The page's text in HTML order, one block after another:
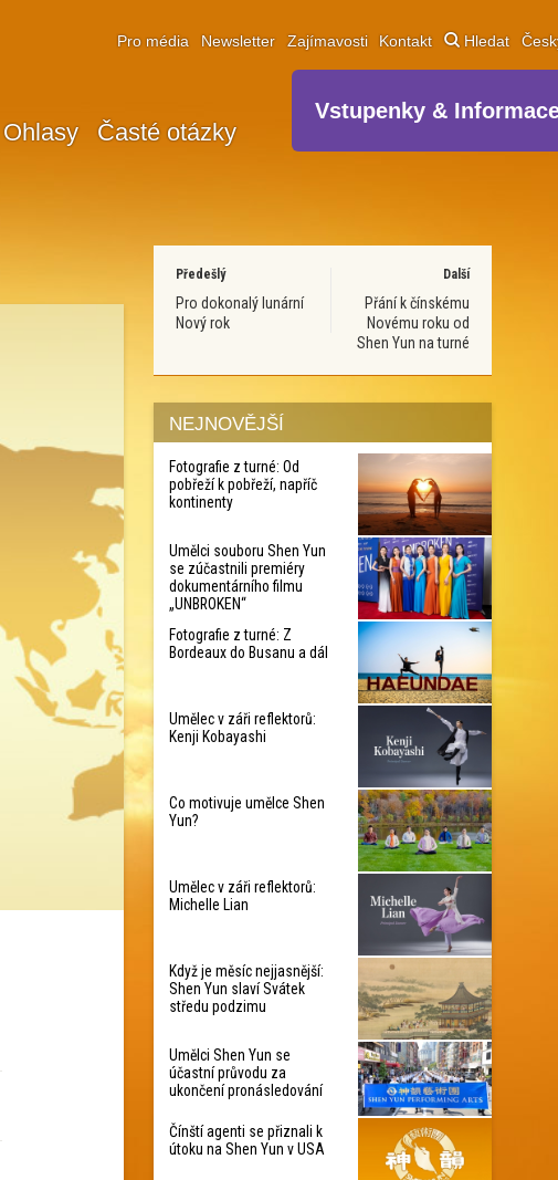
Ohlasy Časté otázky
Pro média Newsletter Zajímavosti Kontakt Hledat
Vstupenky &
Předešlý
Pro dokonalý lunární
Nový rok
Další
Přání k čínskému
Novému roku od
Shen Yun na turné
NEJNOVĚJŠÍ
Fotografie z turné: Od
pobřeží k pobřeží, napříč
kontinenty
Umělci souboru Shen Yun
se zúčastnili premiéry
dokumentárního filmu
„UNBROKEN“
Fotografie z turné: Z
Bordeaux do Busanu a dál
Umělec v záři reflektorů:
Kenji Kobayashi
Co motivuje umělce Shen
Yun?
Umělec v záři reflektorů:
Michelle Lian
Když je měsíc nejjasnější:
Shen Yun slaví Svátek
středu podzimu
Umělci Shen Yun se
účastní průvodu za
ukončení pronásledování
Čínští agenti se přiznali k
útoku na Shen Yun v USA